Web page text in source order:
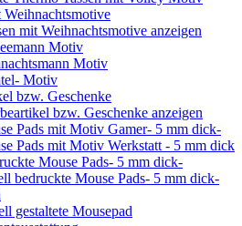
Weihnachtsmotive
mit Weihnachtsmotive anzeigen
Motiv
Motiv
Motiv
bzw. Geschenke
bzw. Geschenke anzeigen
Pads mit Motiv Gamer- 5 mm dick-
Pads mit Motiv Werkstatt - 5 mm dick
Mouse Pads- 5 mm dick-
bedruckte Mouse Pads- 5 mm dick-
gestaltete Mousepad